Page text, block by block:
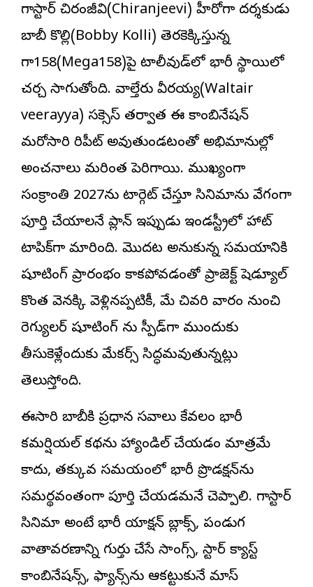
మెగాస్టార్ చిరంజీవి(Chiranjeevi) హీరోగా దర్శకుడు
బాబీ కొల్లి(Bobby Kolli) తెరకెక్కిస్తున్న
మెగా158(Mega158)పై టాలీవుడ్‌లో భారీ స్థాయిలో
చర్చ సాగుతోంది. వాల్తేరు వీరయ్య(Waltair
veerayya) స‌క్సెస్ త‌ర్వాత‌ ఈ కాంబినేషన్
మరోసారి రిపీట్ అవుతుండటంతో అభిమానుల్లో
అంచనాలు మరింత పెరిగాయి. ముఖ్యంగా
సంక్రాంతి 2027ను టార్గెట్ చేస్తూ సినిమాను వేగంగా
పూర్తి చేయాలనే ప్లాన్ ఇప్పుడు ఇండస్ట్రీలో హాట్
టాపిక్‌గా మారింది. మొదట అనుకున్న సమయానికి
షూటింగ్ ప్రారంభం కాకపోవడంతో ప్రాజెక్ట్ షెడ్యూల్
కొంత వెనక్కి వెళ్లినప్పటికీ, మే చివరి వారం నుంచి
రెగ్యులర్ షూటింగ్ ను స్పీడ్‌గా ముందుకు
తీసుకెళ్లేందుకు మేకర్స్ సిద్ధమవుతున్నట్లు
తెలుస్తోంది.
ఈసారి బాబీకి ప్రధాన సవాలు కేవలం భారీ
కమర్షియల్ కథను హ్యాండిల్ చేయడం మాత్రమే
కాదు, తక్కువ సమయంలో భారీ ప్రొడక్షన్‌ను
సమర్థవంతంగా పూర్తి చేయడమనే చెప్పాలి. మెగాస్టార్
సినిమా అంటే భారీ యాక్షన్ బ్లాక్స్, పండుగ
వాతావరణాన్ని గుర్తు చేసే సాంగ్స్, స్టార్ క్యాస్ట్
కాంబినేషన్స్, ఫ్యాన్స్‌ను ఆకట్టుకునే మాస్